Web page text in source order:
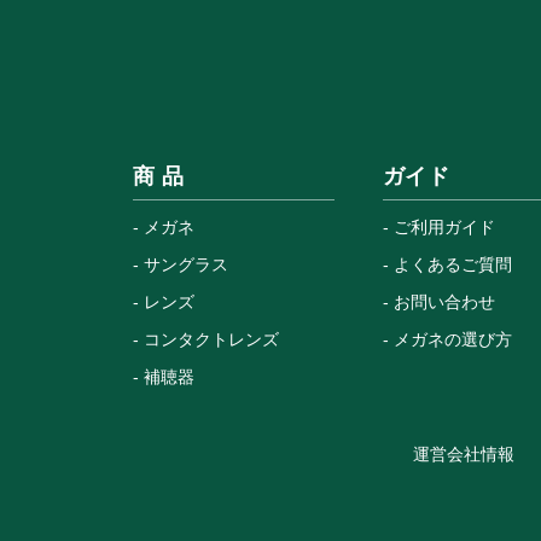
商 品
メガネ
サングラス
レンズ
コンタクトレンズ
補聴器
ガイド
ご利用ガイド
よくあるご質問
お問い合わせ
メガネの選び方
運営会社情報